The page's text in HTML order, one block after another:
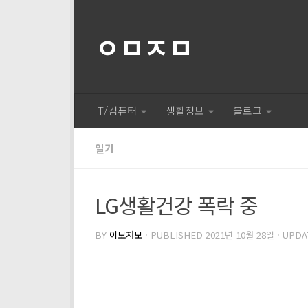
ㅇㅁㅈㅁ
IT/컴퓨터 생활정보 블로그
일기
LG생활건강 폭락 중
BY 이모저모 · PUBLISHED 2021년 10월 28일 ·